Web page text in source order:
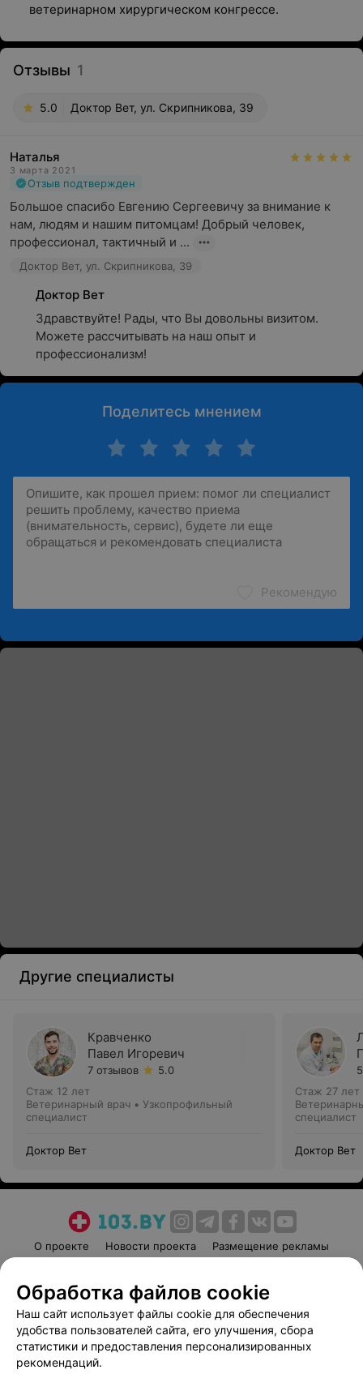
ветеринарном хирургическом конгрессе.
Отзывы 1
5.0 Доктор Вет, ул. Скрипникова, 39
Наталья
3 марта 2021
Отзыв подтвержден
Большое спасибо Евгению Сергеевичу за внимание к
нам, людям и нашим питомцам! Добрый человек,
профессионал, тактичный и ...
Доктор Вет, ул. Скрипникова, 39
Доктор Вет
Здравствуйте! Рады, что Вы довольны визитом.
Можете рассчитывать на наш опыт и
профессионализм!
Поделитесь мнением
Рекомендую
Другие специалисты
Кравченко
Павел Игоревич
7 отзывов
5.0
Стаж 12 лет
Ветеринарный врач • Узкопрофильный
специалист
Доктор Вет
Стаж 27 лет
специалист
Доктор Вет
О проекте Новости проекта
Размещение рекламы
Пользовательское соглашение
Способы оплаты
Вакансии
Партнеры
Написать руководителю 103.by
Обработка файлов cookie
Наш сайт использует файлы cookie для обеспечения
удобства пользователей сайта, его улучшения, сбора
статистики и предоставления персонализированных
рекомендаций.